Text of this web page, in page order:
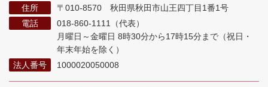
住所
〒010-8570 秋田県秋田市山王四丁目1番1号
電話
018-860-1111（代表）
月曜日～金曜日 8時30分から17時15分まで （祝日・
年末年始を除く）
法人番号
1000020050008